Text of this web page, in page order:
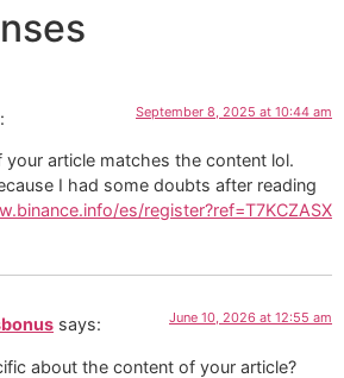
September 8, 2025 at 10:44 am
your article matches the content lol.
I had some doubts after reading
es/register?ref=T7KCZASX
says: June 10, 2026 at 12:55 am
about the content of your article?